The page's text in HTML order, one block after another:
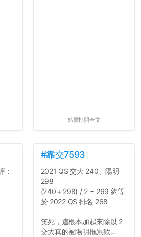
點擊打開全文
：
#靠交7593
2021 QS 交大 240、陽明
298
(240＋298) / 2 = 269 約等
於 2022 QS 排名 268
笑死，這根本加起來除以 2
交大真的被陽明拖累欸...